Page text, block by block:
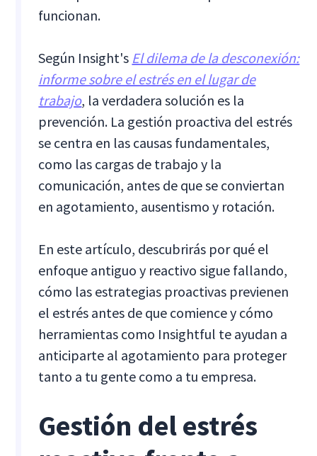
funcionan.
Según Insight's El dilema de la desconexión:
informe sobre el estrés en el lugar de
trabajo, la verdadera solución es la
prevención. La gestión proactiva del estrés
se centra en las causas fundamentales,
como las cargas de trabajo y la
comunicación, antes de que se conviertan
en agotamiento, ausentismo y rotación.
En este artículo, descubrirás por qué el
enfoque antiguo y reactivo sigue fallando,
cómo las estrategias proactivas previenen
el estrés antes de que comience y cómo
herramientas como Insightful te ayudan a
anticiparte al agotamiento para proteger
tanto a tu gente como a tu empresa.
Gestión del estrés